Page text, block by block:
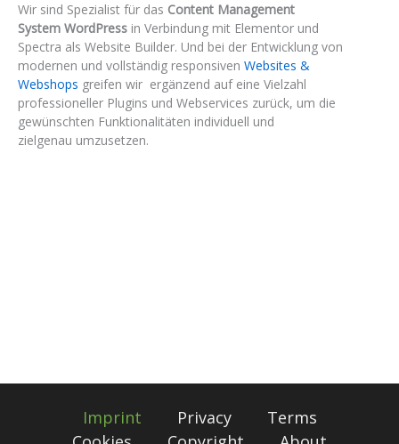
Wir sind Spezialist für das Content Management
System WordPress in Verbindung mit Elementor und
Spectra als Website Builder. Und bei der Entwicklung von
modernen und vollständig responsiven Websites &
Webshops greifen wir ergänzend auf eine Vielzahl
professioneller Plugins und Webservices zurück, um die
gewünschten Funktionalitäten individuell und
zielgenau umzusetzen.
Imprint Privacy
Terms